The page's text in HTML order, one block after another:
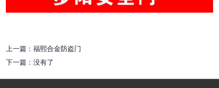
上一篇： 福熙合金防盗门
下一篇： 没有了